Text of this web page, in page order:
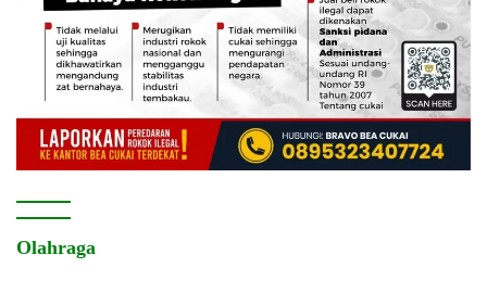
Olahraga